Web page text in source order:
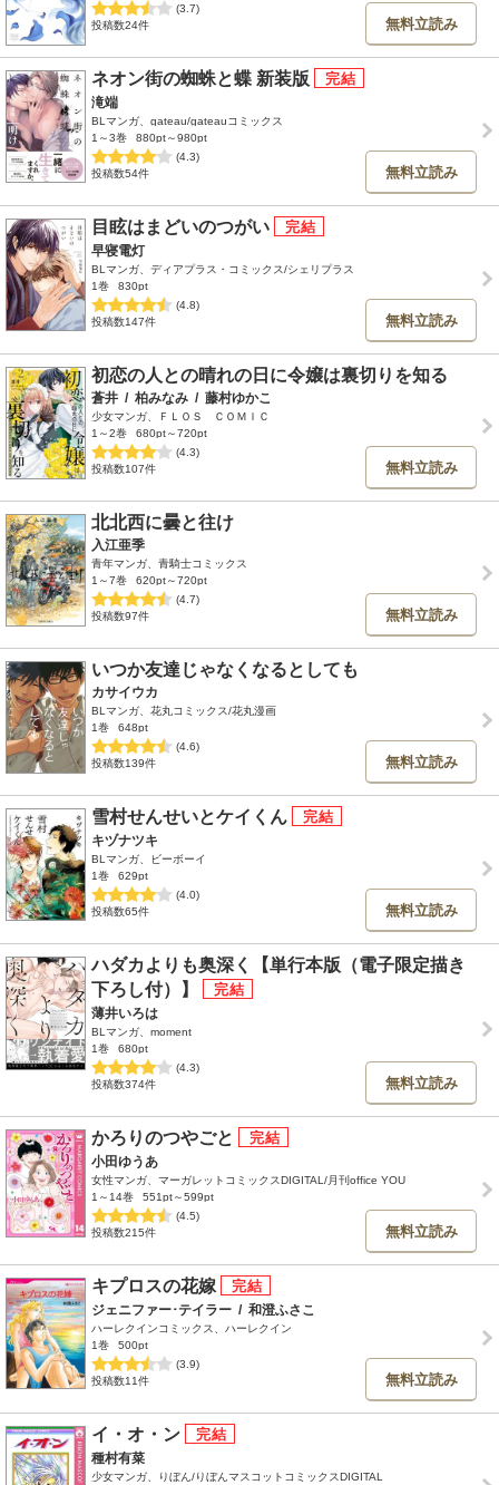
(3.7)
投稿数24件
無料立読み
ネオン街の蜘蛛と蝶 新装版
滝端
BLマンガ、gateau/gateauコミックス
1～3巻
880pt～980pt
(4.3)
投稿数54件
無料立読み
目眩はまどいのつがい
早寝電灯
BLマンガ、ディアプラス・コミックス/シェリプラス
1巻
830pt
(4.8)
投稿数147件
無料立読み
初恋の人との晴れの日に令嬢は裏切りを知る
蒼井 / 柏みなみ / 藤村ゆかこ
少女マンガ、ＦＬＯＳ ＣＯＭＩＣ
1～2巻
680pt～720pt
(4.3)
投稿数107件
無料立読み
北北西に曇と往け
入江亜季
青年マンガ、青騎士コミックス
1～7巻
620pt～720pt
(4.7)
投稿数97件
無料立読み
いつか友達じゃなくなるとしても
カサイウカ
BLマンガ、花丸コミックス/花丸漫画
1巻
648pt
(4.6)
投稿数139件
無料立読み
雪村せんせいとケイくん
キヅナツキ
BLマンガ、ビーボーイ
1巻
629pt
(4.0)
投稿数65件
無料立読み
ハダカよりも奥深く【単行本版（電子限定描き
下ろし付）】
薄井いろは
BLマンガ、moment
1巻
680pt
(4.3)
投稿数374件
無料立読み
かろりのつやごと
小田ゆうあ
女性マンガ、マーガレットコミックスDIGITAL/月刊office YOU
1～14巻
551pt～599pt
(4.5)
投稿数215件
無料立読み
キプロスの花嫁
ジェニファー･テイラー / 和澄ふさこ
ハーレクインコミックス、ハーレクイン
1巻
500pt
(3.9)
投稿数11件
無料立読み
イ・オ・ン
種村有菜
少女マンガ、りぼん/りぼんマスコットコミックスDIGITAL